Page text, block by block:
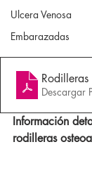
Ulcera Venosa
Embarazadas
Descargar
Información
rodilleras